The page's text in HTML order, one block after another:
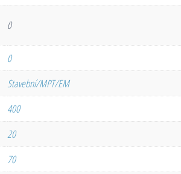
0
0
Stavební/MPT/EM
400
20
70